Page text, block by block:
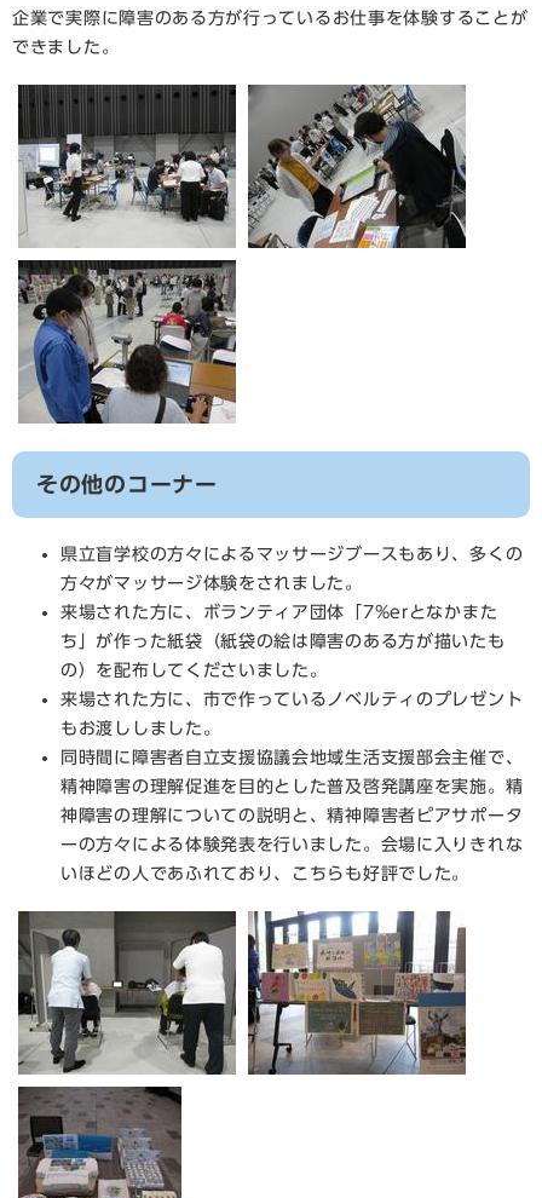
企業で実際に障害のある方が行っているお仕事を体験することが
できました。
その他のコーナー
県立盲学校の方々によるマッサージブースもあり、多くの
方々がマッサージ体験をされました。
来場された方に、ボランティア団体「7%erとなかまた
ち」が作った紙袋（紙袋の絵は障害のある方が描いたも
の）を配布してくださいました。
来場された方に、市で作っているノベルティのプレゼント
もお渡ししました。
同時間に障害者自立支援協議会地域生活支援部会主催で、
精神障害の理解促進を目的とした普及啓発講座を実施。精
神障害の理解についての説明と、精神障害者ピアサポータ
ーの方々による体験発表を行いました。会場に入りきれな
いほどの人であふれており、こちらも好評でした。